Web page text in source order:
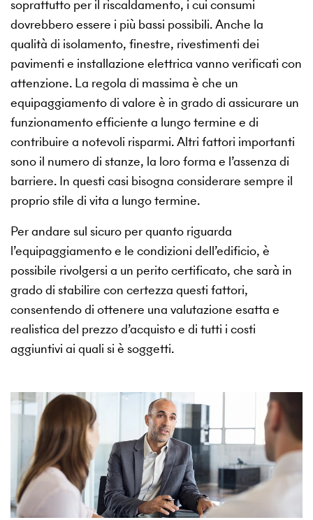
soprattutto per il riscaldamento, i cui consumi
dovrebbero essere i più bassi possibili. Anche la
qualità di isolamento, finestre, rivestimenti dei
pavimenti e installazione elettrica vanno verificati con
attenzione. La regola di massima è che un
equipaggiamento di valore è in grado di assicurare un
funzionamento efficiente a lungo termine e di
contribuire a notevoli risparmi. Altri fattori importanti
sono il numero di stanze, la loro forma e l’assenza di
barriere. In questi casi bisogna considerare sempre il
proprio stile di vita a lungo termine.
Per andare sul sicuro per quanto riguarda
l’equipaggiamento e le condizioni dell’edificio, è
possibile rivolgersi a un perito certificato, che sarà in
grado di stabilire con certezza questi fattori,
consentendo di ottenere una valutazione esatta e
realistica del prezzo d’acquisto e di tutti i costi
aggiuntivi ai quali si è soggetti.